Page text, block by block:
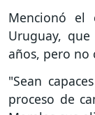
Mencionó el
Uruguay,
años, pero no
"Sean
proceso de